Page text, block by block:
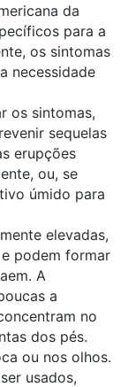
da
para a
os sintomas
necessidade
os sintomas,
sequelas
erupções
ou, se
úmido para
elevadas,
podem formar
A
a
no
dos pés.
ou nos olhos.
usados,